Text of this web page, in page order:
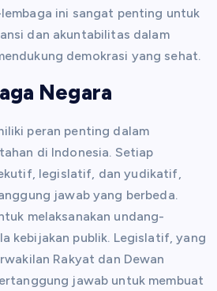
ini sangat penting untuk
dan akuntabilitas dalam
demokrasi yang sehat.
Negara
peran penting dalam
di Indonesia. Setiap
legislatif, dan yudikatif,
jawab yang berbeda.
melaksanakan undang-
kebijakan publik. Legislatif, yang
Rakyat dan Dewan
jawab untuk membuat